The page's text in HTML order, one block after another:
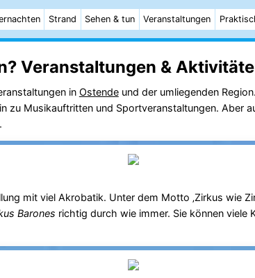
Strand Sehen & tun Veranstaltungen
Veranstaltungen &
in Ostendeund der umliegenden
zu Musikauftritten und Sportveranstaltungen. Aber
mit viel Akrobatik. Unter dem Motto ‚Zirkus wie
Barones richtig durch wie immer. Sie können viele